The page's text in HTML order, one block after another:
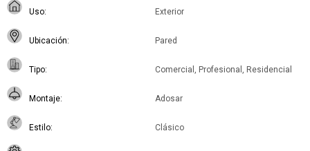
Uso Exterior
Ubicación Pared
Tipo Comercial, Profesional, Residencial
Montaje Adosar
Estilo Clásico